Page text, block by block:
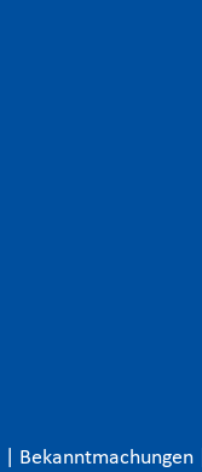
Bekanntmachungen